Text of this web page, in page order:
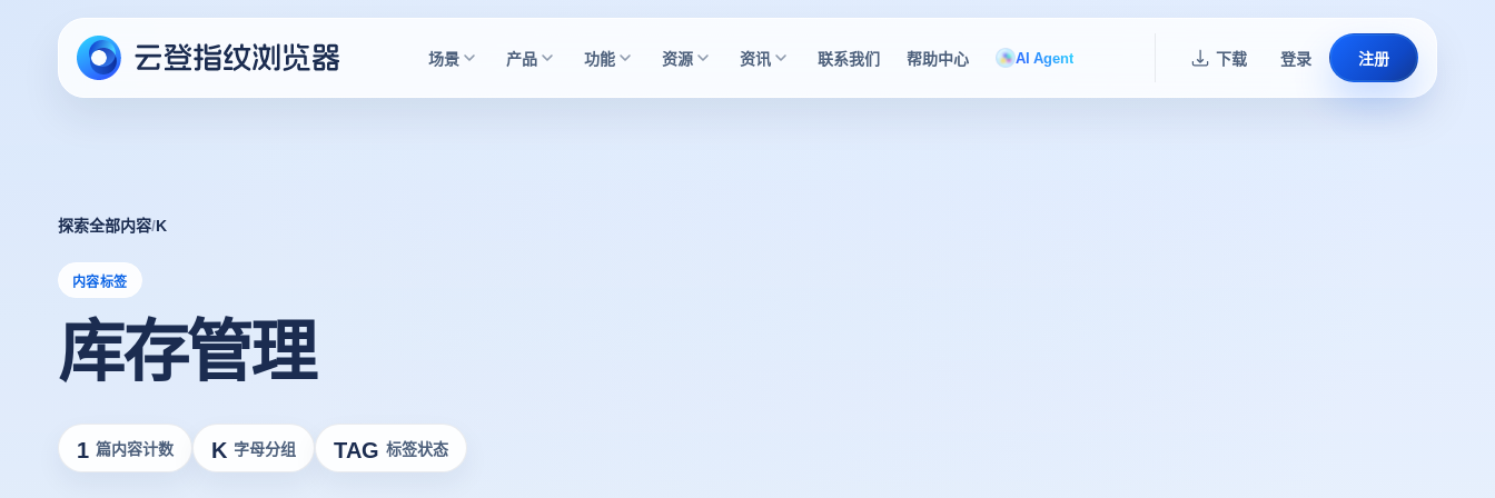
场景 产品 功能 资源 资讯 联系我们 帮助中心 AI Agent 下载 登录 注册
探索全部内容/K
内容标签
库存管理
1 篇内容计数 K 字母分组 TAG 标签状态